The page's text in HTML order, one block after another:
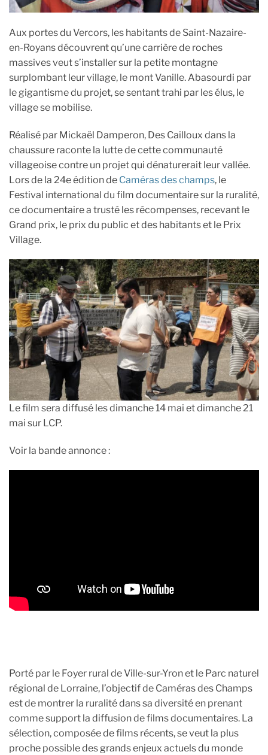
Aux portes du Vercors, les habitants de Saint-Nazaire-
en-Royans découvrent qu’une carrière de roches
massives veut s’installer sur la petite montagne
surplombant leur village, le mont Vanille. Abasourdi par
le gigantisme du projet, se sentant trahi par les élus, le
village se mobilise.
Réalisé par Mickaël Damperon, Des Cailloux dans la
chaussure raconte la lutte de cette communauté
villageoise contre un projet qui dénaturerait leur vallée.
Lors de la 24e édition de Caméras des champs, le
Festival international du film documentaire sur la ruralité,
ce documentaire a trusté les récompenses, recevant le
Grand prix, le prix du public et des habitants et le Prix
Village.
Le film sera diffusé les dimanche 14 mai et dimanche 21
mai sur LCP.
Voir la bande annonce :
Porté par le Foyer rural de Ville-sur-Yron et le Parc naturel
régional de Lorraine, l’objectif de Caméras des Champs
est de montrer la ruralité dans sa diversité en prenant
comme support la diffusion de films documentaires. La
sélection, composée de films récents, se veut la plus
proche possible des grands enjeux actuels du monde